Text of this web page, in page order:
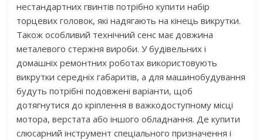
нестандартних гвинтів потрібно купити набір
торцевих головок, які надягають на кінець викрутки.
Також особливий технічний сенс має довжина
металевого стержня вироби. У будівельних і
домашніх ремонтних роботах використовують
викрутки середніх габаритів, а для машинобудування
будуть потрібні подовжені варіанти, щоб
дотягнутися до кріплення в важкодоступному місці
мотора, верстата або іншого обладнання. Де купити
слюсарний інструмент спеціального призначення і